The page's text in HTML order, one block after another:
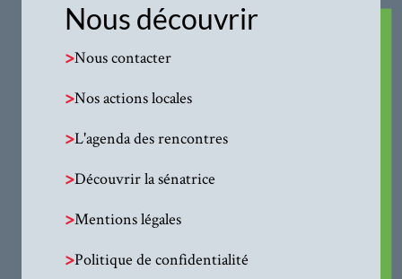
Nous découvrir
>Nous contacter
>Nos actions locales
>L'agenda des rencontres
>Découvrir la sénatrice
>Mentions légales
>Politique de confidentialité